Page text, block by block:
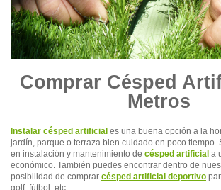
Comprar Césped
Metros
Instalar césped artificial es una buena opción a la
jardín, parque o terraza bien cuidado en poco tiempo.
en instalación y mantenimiento de césped artificial a
económico. También puedes encontrar dentro de
posibilidad de comprar césped artificial deportivo
golf, fútbol, etc.